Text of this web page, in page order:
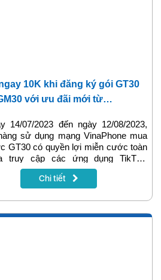
10K khi đăng ký gói GT30
với ưu đãi mới từ
14/07/2023 đến ngày 12/08/2023,
sử dụng mạng VinaPhone mua
GT30 có quyền lợi miễn cước toàn
truy cập các ứng dụng TikTok,
Nhaccuatui, VieON hoặc gói cước
quyền lợi miễn cước toàn bộ data
Fifa Online 4 Mobile sẽ được tham
trình tri ân “Free data – tặng 10k”.
Chi tiết